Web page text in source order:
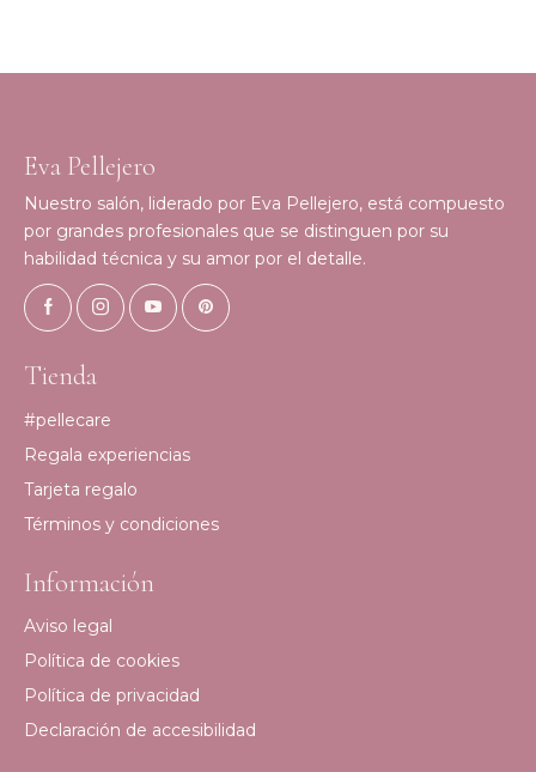
Eva Pellejero
Nuestro salón, liderado por Eva Pellejero, está compuesto
por grandes profesionales que se distinguen por su
habilidad técnica y su amor por el detalle.
Tienda
#pellecare
Regala experiencias
Tarjeta regalo
Términos y condiciones
Información
Aviso legal
Política de cookies
Política de privacidad
Declaración de accesibilidad